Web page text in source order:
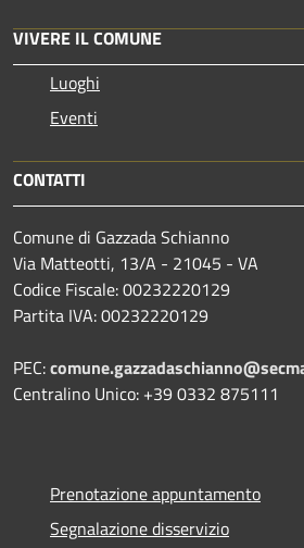
VIVERE IL COMUNE
Luoghi
Eventi
CONTATTI
Comune di Gazzada Schianno
Via Matteotti, 13/A - 21045 - VA
Codice Fiscale: 00232220129
Partita IVA: 00232220129
PEC:
Centralino Unico: +39 0332 875111
Prenotazione appuntamento
Segnalazione disservizio